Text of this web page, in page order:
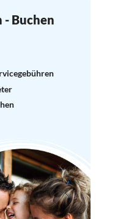
- Buchen